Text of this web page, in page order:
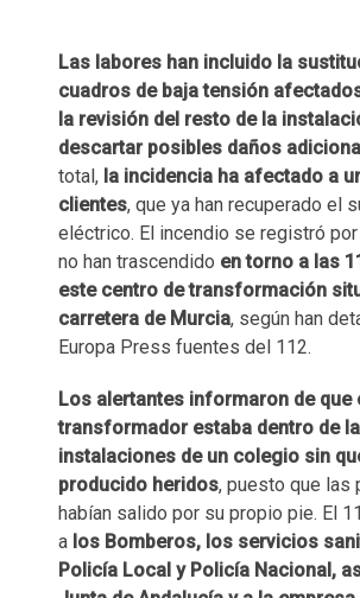
Las labores han incluido la
cuadros de baja tensión
la revisión del resto de la
descartar posibles daños
total, la incidencia ha afectado a
clientes, que ya han recuperado el
eléctrico. El incendio se registró
no han trascendido en torno a las
este centro de transformación
carretera de Murcia, según han
Europa Press fuentes del 112.
Los alertantes informaron de que
transformador estaba dentro de
instalaciones de un colegio sin
producido heridos, puesto que las
habían salido por su propio pie. El
a los Bomberos, los servicios
Policía Local y Policía Nacional,